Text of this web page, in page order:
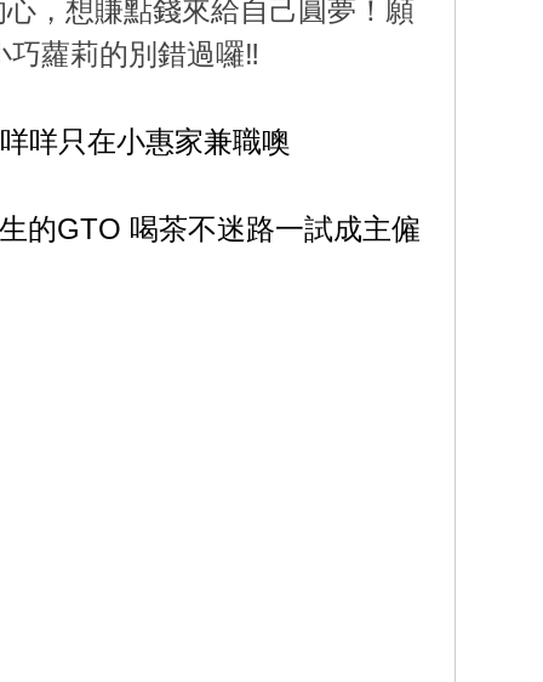
，想賺點錢來給自己圓夢！願
蘿莉的別錯過囉‼️
咩只在小惠家兼職噢
的GTO 喝茶不迷路一試成主僱